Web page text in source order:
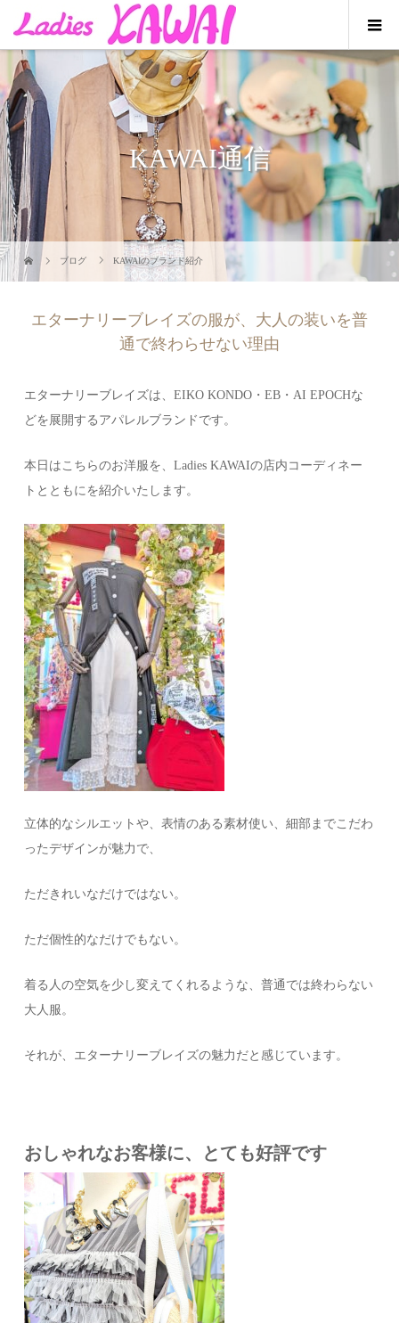
KAWAI通信
ブログ KAWAIのブランド紹介
エターナリーブレイズの服が、大人の装いを普
通で終わらせない理由
エターナリーブレイズは、EIKO KONDO・EB・AI EPOCHな
どを展開するアパレルブランドです。
本日はこちらのお洋服を、Ladies KAWAIの店内コーディネー
トとともにを紹介いたします。
立体的なシルエットや、表情のある素材使い、細部までこだわ
ったデザインが魅力で、
ただきれいなだけではない。
ただ個性的なだけでもない。
着る人の空気を少し変えてくれるような、普通では終わらない
大人服。
それが、エターナリーブレイズの魅力だと感じています。
おしゃれなお客様に、とても好評です